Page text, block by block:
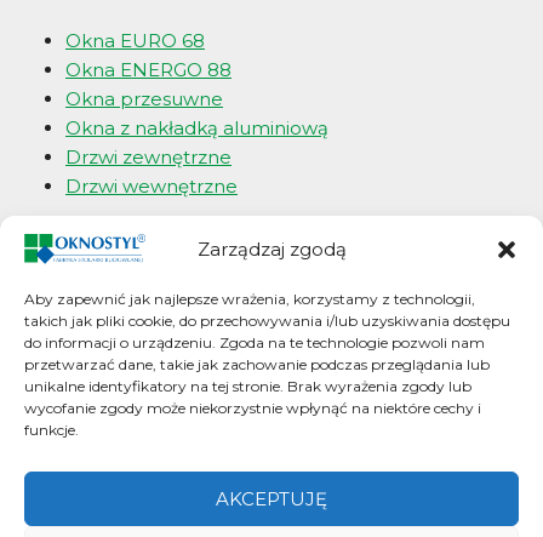
Zarządzaj zgodą
Aby zapewnić jak najlepsze wrażenia, korzystamy z technologii,
takich jak pliki cookie, do przechowywania i/lub uzyskiwania dostępu
do informacji o urządzeniu. Zgoda na te technologie pozwoli nam
przetwarzać dane, takie jak zachowanie podczas przeglądania lub
unikalne identyfikatory na tej stronie. Brak wyrażenia zgody lub
wycofanie zgody może niekorzystnie wpłynąć na niektóre cechy i
funkcje.
AKCEPTUJĘ
Okna EURO 68
Okna ENERGO 88
Okna przesuwne
Okna z nakładką aluminiową
Drzwi zewnętrzne
Drzwi wewnętrzne
Okna i drzwi angielskie
Okna typu SASH
Okna typu BIFOLD
Okna typu CASEMENT
FRONT DOOR/FRENCH DOOR
Okna typu CASEMENT
Okna typu BIFOLD
Okna Przesuwne